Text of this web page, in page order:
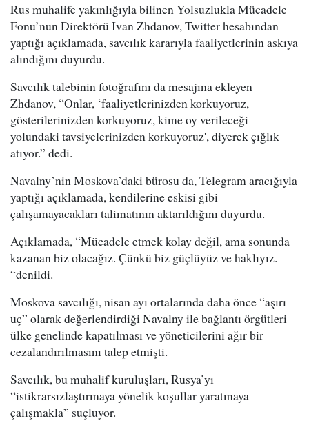
Rus muhalife yakınlığıyla bilinen Yolsuzlukla Mücadele
Fonu’nun Direktörü Ivan Zhdanov, Twitter hesabından
yaptığı açıklamada, savcılık kararıyla faaliyetlerinin askıya
alındığını duyurdu.
Savcılık talebinin fotoğrafını da mesajına ekleyen
Zhdanov, “Onlar, ‘faaliyetlerinizden korkuyoruz,
gösterilerinizden korkuyoruz, kime oy verileceği
yolundaki tavsiyelerinizden korkuyoruz', diyerek çığlık
atıyor.” dedi.
Navalny’nin Moskova’daki bürosu da, Telegram aracığıyla
yaptığı açıklamada, kendilerine eskisi gibi
çalışamayacakları talimatının aktarıldığını duyurdu.
Açıklamada, “Mücadele etmek kolay değil, ama sonunda
kazanan biz olacağız. Çünkü biz güçlüyüz ve haklıyız.
“denildi.
Moskova savcılığı, nisan ayı ortalarında daha önce “aşırı
uç” olarak değerlendirdiği Navalny ile bağlantı örgütleri
ülke genelinde kapatılması ve yöneticilerini ağır bir
cezalandırılmasını talep etmişti.
Savcılık, bu muhalif kuruluşları, Rusya’yı
“istikrarsızlaştırmaya yönelik koşullar yaratmaya
çalışmakla” suçluyor.